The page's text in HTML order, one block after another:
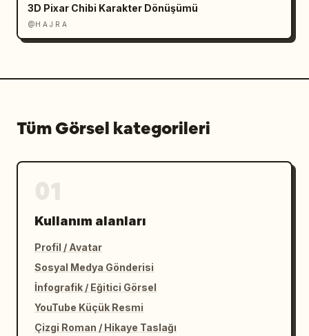
evrenin, Dünya'nın, yaşamın, medeniyetin,
tarihi
'dir. Alt bilgi etiketleri için Çince ,
, altın ve iyimser mavi fütüristik
3D Pixar Chibi Karakter Dönüşümü
@H A J R A
Tüm Görsel kategorileri
Kullanım alanları
Profil / Avatar
Sosyal Medya Gönderisi
İnfografik / Eğitici Görsel
YouTube Küçük Resmi
Çizgi Roman / Hikaye Taslağı